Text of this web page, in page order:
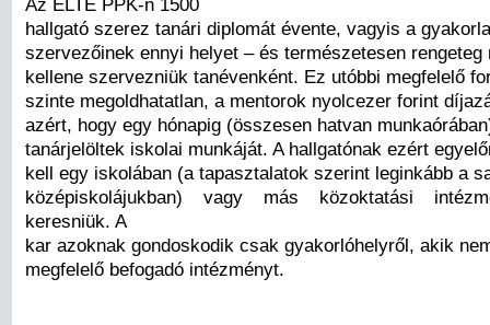
hallgató szerez tanári diplomát évente, vagyis a
szervezőinek ennyi helyet – és természetesen rengeteg
kellene szervezniük tanévenként. Ez utóbbi megfelelő
szinte megoldhatatlan, a mentorok nyolcezer forint
azért, hogy egy hónapig (összesen hatvan
tanárjelöltek iskolai munkáját. A hallgatónak ezért
kell egy iskolában (a tapasztalatok szerint leginkább a
középiskolájukban) vagy más közoktatási
keresniük. A
kar azoknak gondoskodik csak gyakorlóhelyről, akik
megfelelő befogadó intézményt.